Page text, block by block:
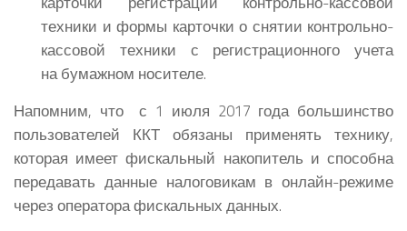
техники и формы карточки о снятии контрольно-
кассовой техники с регистрационного учета
на бумажном носителе.
Напомним, что с 1 июля 2017 года большинство
пользователей ККТ обязаны применять технику,
которая имеет фискальный накопитель и способна
передавать данные налоговикам в онлайн-режиме
через оператора фискальных данных.